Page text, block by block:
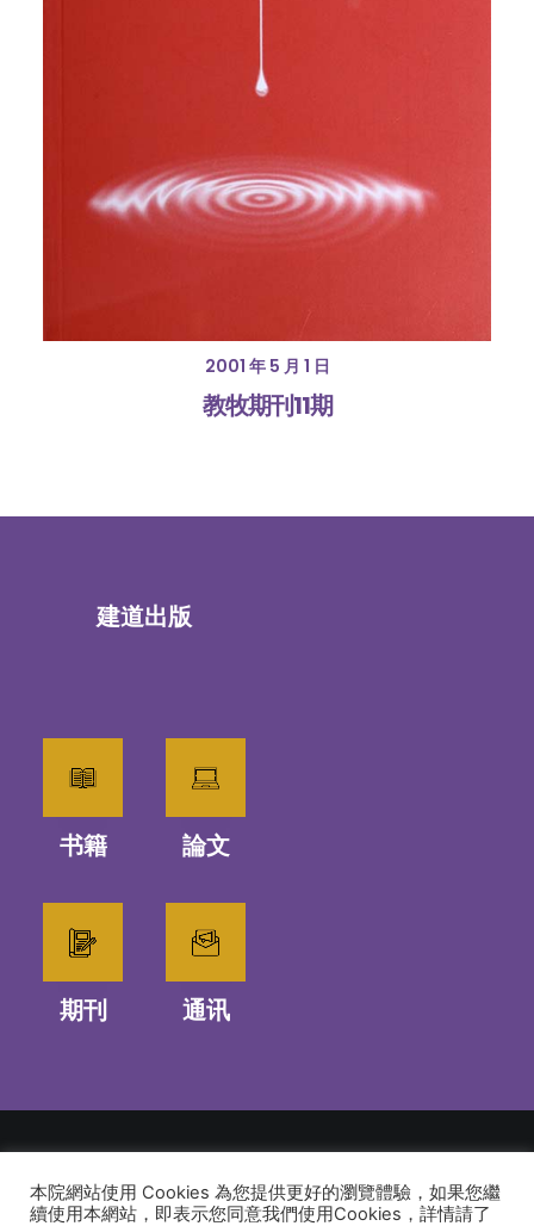
2001 年 5 月 1 日
教牧期刊11期
建道出版
书籍 論文
期刊 通讯
© 2026 建道神學院Alliance Bible Seminary. All rights reserved
本院網站使用 Cookies 為您提供更好的瀏覽體驗，如果您繼
續使用本網站，即表示您同意我們使用Cookies，詳情請了